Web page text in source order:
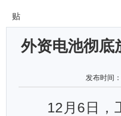
贴
外资电池彻底
发布时间
12月6日，